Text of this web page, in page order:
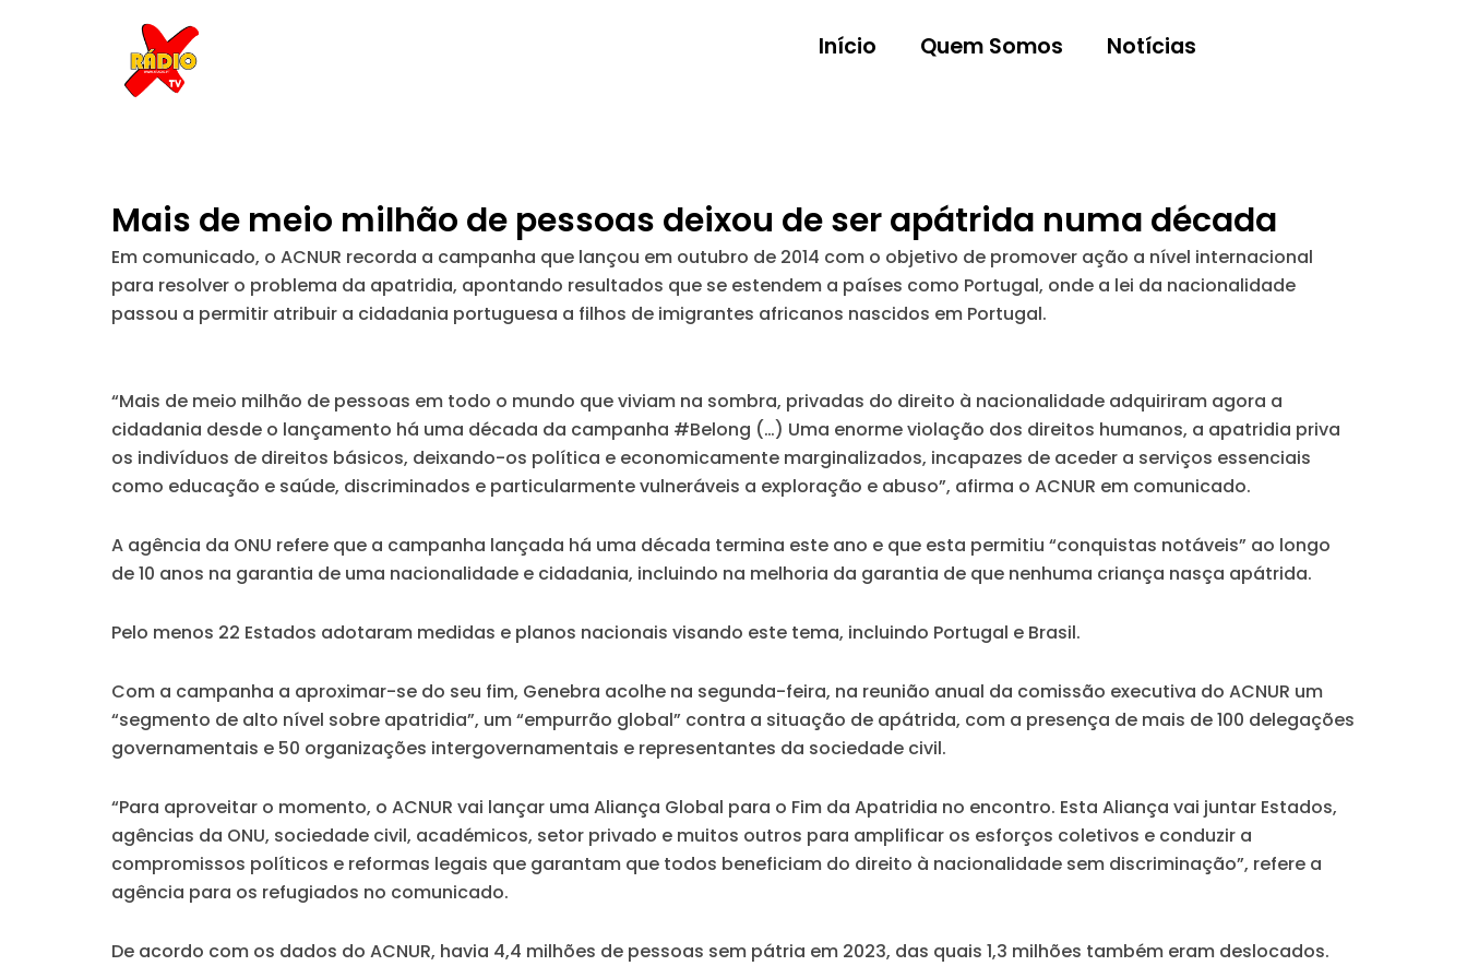
Início Quem Somos Notícias
Mais de meio milhão de pessoas deixou de ser apátrida numa década
Em comunicado, o ACNUR recorda a campanha que lançou em outubro de 2014 com o objetivo de promover ação a nível internacional
para resolver o problema da apatridia, apontando resultados que se estendem a países como Portugal, onde a lei da nacionalidade
passou a permitir atribuir a cidadania portuguesa a filhos de imigrantes africanos nascidos em Portugal.
“Mais de meio milhão de pessoas em todo o mundo que viviam na sombra, privadas do direito à nacionalidade adquiriram agora a
cidadania desde o lançamento há uma década da campanha #Belong (…) Uma enorme violação dos direitos humanos, a apatridia priva
os indivíduos de direitos básicos, deixando-os política e economicamente marginalizados, incapazes de aceder a serviços essenciais
como educação e saúde, discriminados e particularmente vulneráveis a exploração e abuso”, afirma o ACNUR em comunicado.
A agência da ONU refere que a campanha lançada há uma década termina este ano e que esta permitiu “conquistas notáveis” ao longo
de 10 anos na garantia de uma nacionalidade e cidadania, incluindo na melhoria da garantia de que nenhuma criança nasça apátrida.
Pelo menos 22 Estados adotaram medidas e planos nacionais visando este tema, incluindo Portugal e Brasil.
Com a campanha a aproximar-se do seu fim, Genebra acolhe na segunda-feira, na reunião anual da comissão executiva do ACNUR um
“segmento de alto nível sobre apatridia”, um “empurrão global” contra a situação de apátrida, com a presença de mais de 100 delegações
governamentais e 50 organizações intergovernamentais e representantes da sociedade civil.
“Para aproveitar o momento, o ACNUR vai lançar uma Aliança Global para o Fim da Apatridia no encontro. Esta Aliança vai juntar Estados,
agências da ONU, sociedade civil, académicos, setor privado e muitos outros para amplificar os esforços coletivos e conduzir a
compromissos políticos e reformas legais que garantam que todos beneficiam do direito à nacionalidade sem discriminação”, refere a
agência para os refugiados no comunicado.
De acordo com os dados do ACNUR, havia 4,4 milhões de pessoas sem pátria em 2023, das quais 1,3 milhões também eram deslocados.